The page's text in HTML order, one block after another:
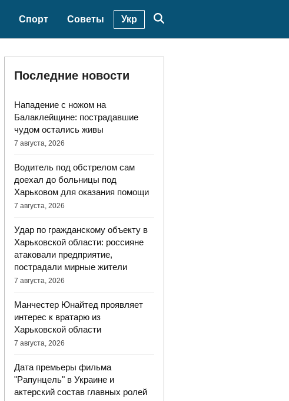
Спорт Советы Укр
Последние новости
Нападение с ножом на
Балаклейщине: пострадавшие
чудом остались живы
7 августа, 2026
Водитель под обстрелом сам
доехал до больницы под
Харьковом для оказания помощи
7 августа, 2026
Удар по гражданскому объекту в
Харьковской области: россияне
атаковали предприятие,
пострадали мирные жители
7 августа, 2026
Манчестер Юнайтед проявляет
интерес к вратарю из
Харьковской области
7 августа, 2026
Дата премьеры фильма
"Рапунцель" в Украине и
актерский состав главных ролей